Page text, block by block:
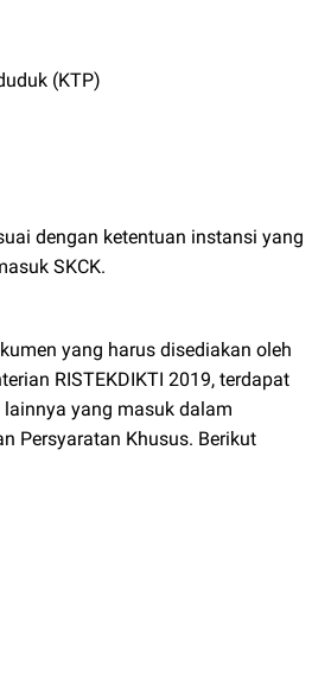
(KTP)
dengan ketentuan instansi yang
SKCK.
yang harus disediakan oleh
RISTEKDIKTI 2019, terdapat
lainnya yang masuk dalam
Persyaratan Khusus. Berikut